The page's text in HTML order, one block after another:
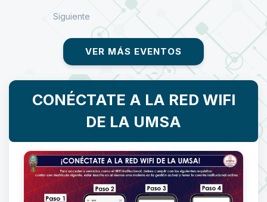
Siguiente
VER MÁS EVENTOS
CONÉCTATE A LA RED WIFI
DE LA UMSA